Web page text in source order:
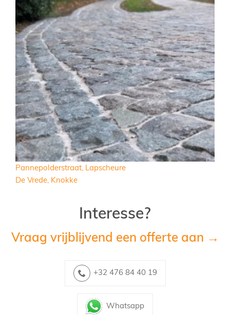
Pannepolderstraat, Lapscheure
De Vrede, Knokke
Interesse?
Vraag vrijblijvend een offerte aan →
+32 476 84 40 19
Whatsapp